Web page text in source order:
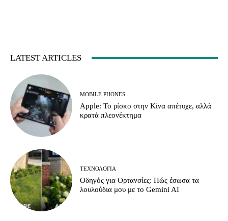
LATEST ARTICLES
MOBILE PHONES
Apple: Το ρίσκο στην Κίνα απέτυχε, αλλά
κρατά πλεονέκτημα
ΤΕΧΝΟΛΟΓΊΑ
Οδηγός για Ορτανσίες: Πώς έσωσα τα
λουλούδια μου με το Gemini AI